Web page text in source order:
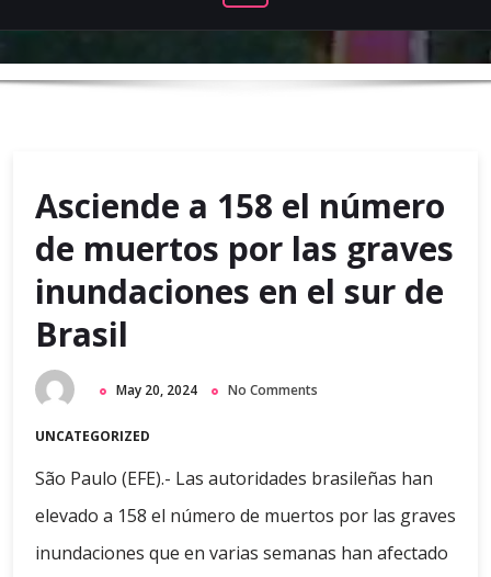
Asciende a 158 el número
de muertos por las graves
inundaciones en el sur de
Brasil
May 20, 2024 No Comments
UNCATEGORIZED
São Paulo (EFE).- Las autoridades brasileñas han
elevado a 158 el número de muertos por las graves
inundaciones que en varias semanas han afectado